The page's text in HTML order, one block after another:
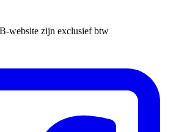
website zijn exclusief btw